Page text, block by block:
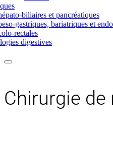
biliaires et pancréatiques
gastriques, bariatriques et
rectales
digestives
Chirurgie